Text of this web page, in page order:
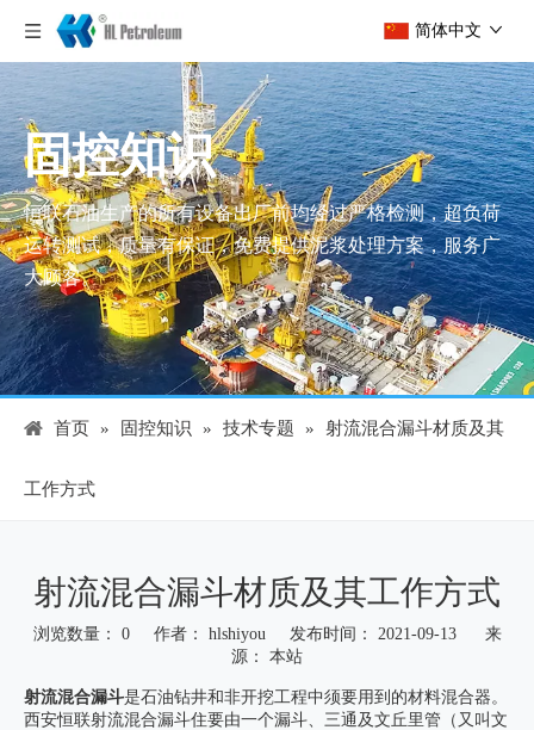
简体中文
固控知识
恒联石油生产的所有设备出厂前均经过严格检测，超负荷
运转测试，质量有保证，免费提供泥浆处理方案，服务广
大顾客。
首页 » 固控知识 » 技术专题 » 射流混合漏斗材质及其
工作方式
射流混合漏斗材质及其工作方式
浏览数量： 0作者： hlshiyou 发布时间： 2021-09-13 来
源： 本站
["wechat","weibo","qzone","douban","email"]
射流混合漏斗是石油钻井和非开挖工程中须要用到的材料混合器。
西安恒联射流混合漏斗住要由一个漏斗、三通及文丘里管（又叫文